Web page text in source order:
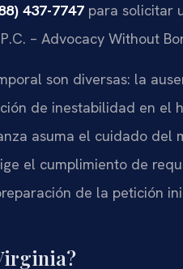
437-7747 para solicitar
– Advocacy Without
son diversas: la
de inestabilidad en el
asuma el cuidado del
el cumplimiento de
de la petición